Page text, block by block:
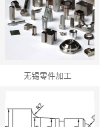
无锡零件加工